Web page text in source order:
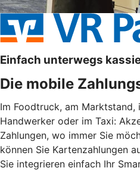
Einfach unterwegs
Die mobile
Im Foodtruck, am Marktstand,
Handwerker oder im Taxi:
Zahlungen, wo immer Sie
können Sie Kartenzahlungen
Sie integrieren einfach Ihr